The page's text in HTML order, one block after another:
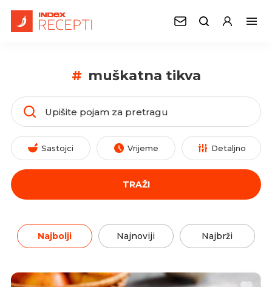
# muškatna tikva
Sastojci Vrijeme Detaljno
TRAŽI
Najbolji Najnoviji Najbrži